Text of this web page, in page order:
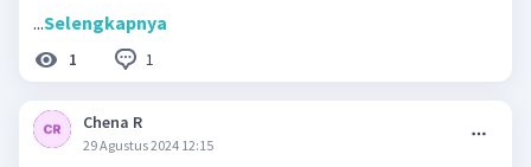
...Selengkapnya
1 1
Chena R
29 Agustus 2024 12:15